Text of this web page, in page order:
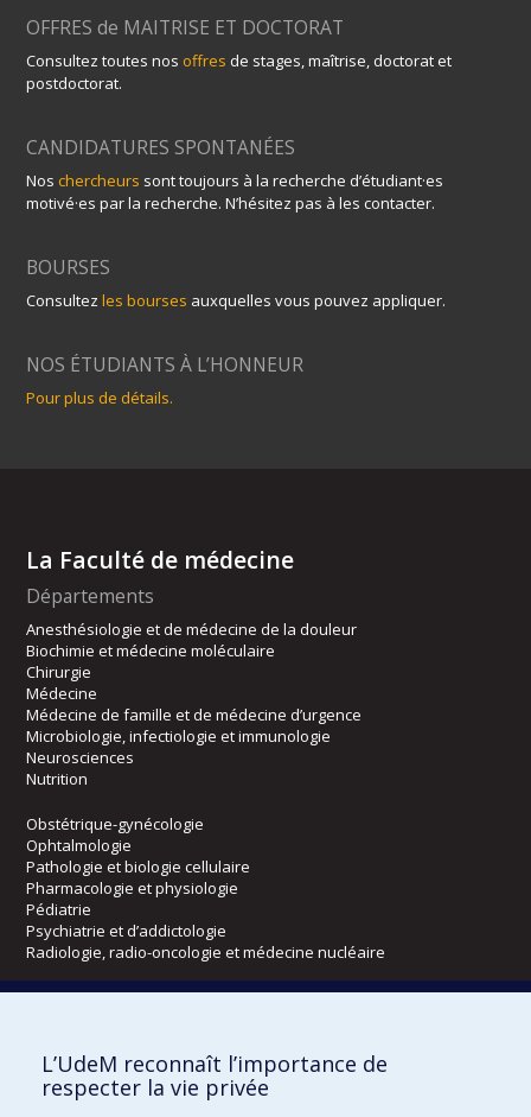
OFFRES de MAITRISE ET DOCTORAT
Consultez toutes nos offres de stages, maîtrise, doctorat et
postdoctorat.
CANDIDATURES SPONTANÉES
Noschercheurs sont toujours à la recherche d’étudiant·es
motivé·es par la recherche. N’hésitez pas à les contacter.
BOURSES
Consultezles bourses auxquelles vous pouvez appliquer.
NOS ÉTUDIANTS À L’HONNEUR
Pour plus de détails.
La Faculté de médecine
Départements
Anesthésiologie et de médecine de la douleur
Biochimie et médecine moléculaire
Chirurgie
Médecine
Médecine de famille et de médecine d’urgence
Microbiologie, infectiologie et immunologie
Neurosciences
Nutrition
Obstétrique-gynécologie
Ophtalmologie
Pathologie et biologie cellulaire
Pharmacologie et physiologie
Pédiatrie
Psychiatrie et d’addictologie
Radiologie, radio-oncologie et médecine nucléaire
Kinésiologie et des sciences de l’activité physique
Orthophonie et audiologie
L’UdeM reconnaît l’importance de
respecter la vie privée